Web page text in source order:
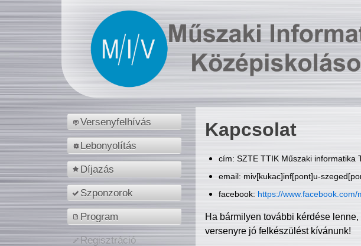
Versenyfelhívás
Lebonyolítás
Díjazás
Szponzorok
Program
Regisztráció
Kapcsolat
cím: SZTE TTIK Műszaki informatika
email: miv[kukac]inf[pont]u-
facebook: https://www.facebook.com/
Ha bármilyen további kérdése
versenyre jó felkészülést kívánunk!